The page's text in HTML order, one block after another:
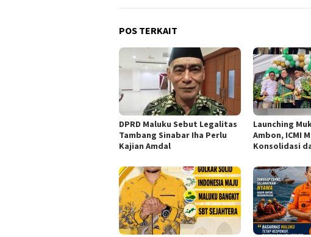
POS TERKAIT
DPRD Maluku Sebut Legalitas
Tambang Sinabar Iha Perlu
Kajian Amdal
Launching
Ambon, ICMI
Konsolidasi